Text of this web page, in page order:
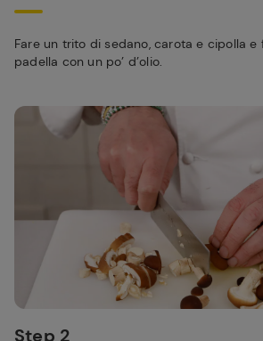
Fare un trito di sedano, carota e cipolla e
padella con un po’ d’olio.
Step 2